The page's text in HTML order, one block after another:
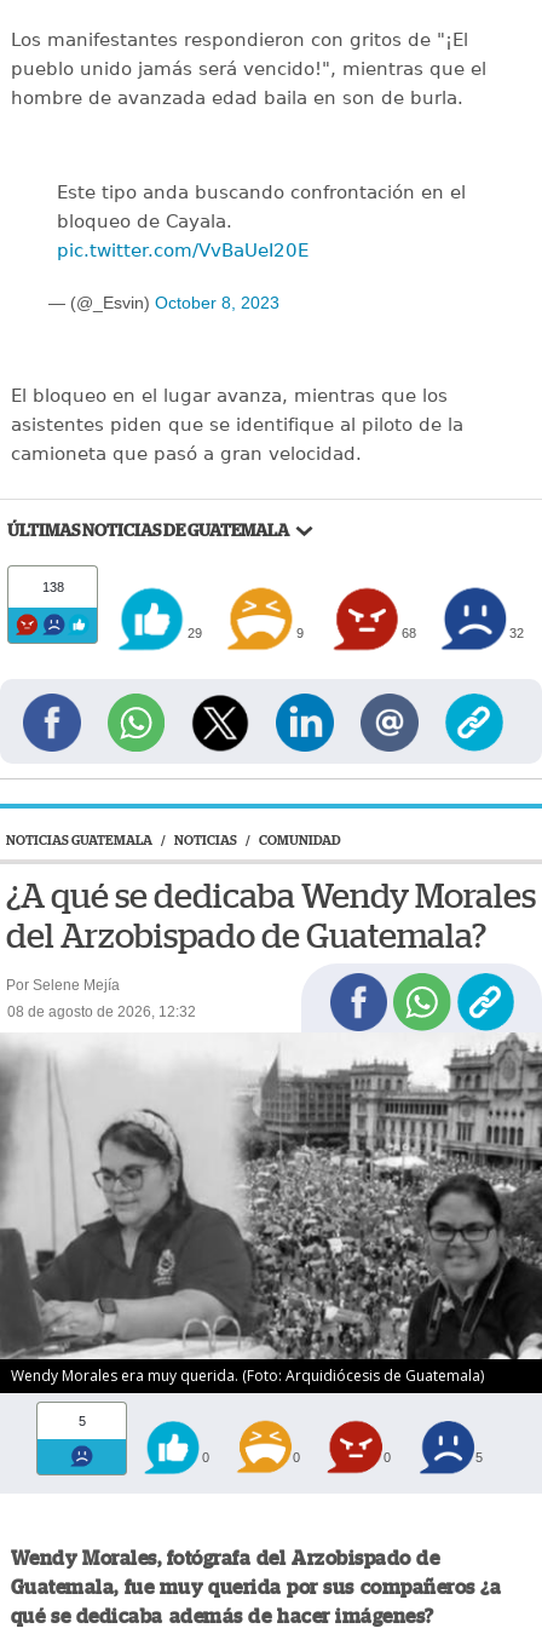
Los manifestantes respondieron con gritos de "¡El
pueblo unido jamás será vencido!", mientras que el
hombre de avanzada edad baila en son de burla.
Este tipo anda buscando confrontación en el
bloqueo de Cayala.
pic.twitter.com/VvBaUeI20E
— (@_Esvin) October 8, 2023
El bloqueo en el lugar avanza, mientras que los
asistentes piden que se identifique al piloto de la
camioneta que pasó a gran velocidad.
ÚLTIMAS NOTICIAS DE GUATEMALA
138
29 9 68 32
NOTICIAS GUATEMALA / NOTICIAS / COMUNIDAD
¿A qué se dedicaba Wendy Morales
del Arzobispado de Guatemala?
Por Selene Mejía
08 de agosto de 2026, 12:32
Wendy Morales era muy querida. (Foto: Arquidiócesis de Guatemala)
5
0 0 0 5
Wendy Morales, fotógrafa del Arzobispado de
Guatemala, fue muy querida por sus compañeros ¿a
qué se dedicaba además de hacer imágenes?